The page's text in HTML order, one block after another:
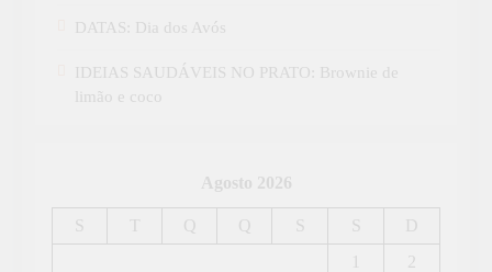
DATAS: Dia dos Avós
IDEIAS SAUDÁVEIS NO PRATO: Brownie de
limão e coco
Agosto 2026
S T Q Q S S
D
1
2